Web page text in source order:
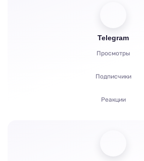
Прослушивания
Telegram
Просмотры
Подписчики
Реакции